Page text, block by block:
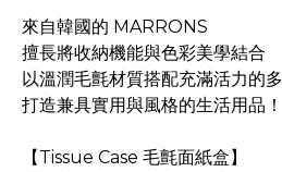
來自韓國的 MARRONS
擅長將收納機能與色彩美學結合
以溫潤毛氈材質搭配充滿活力的
打造兼具實用與風格的生活用品！
【Tissue Case 毛氈面紙盒】